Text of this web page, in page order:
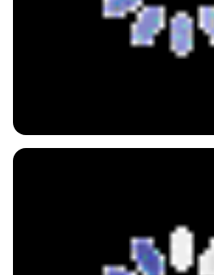
Emagrecedor, inibidor de apetite e